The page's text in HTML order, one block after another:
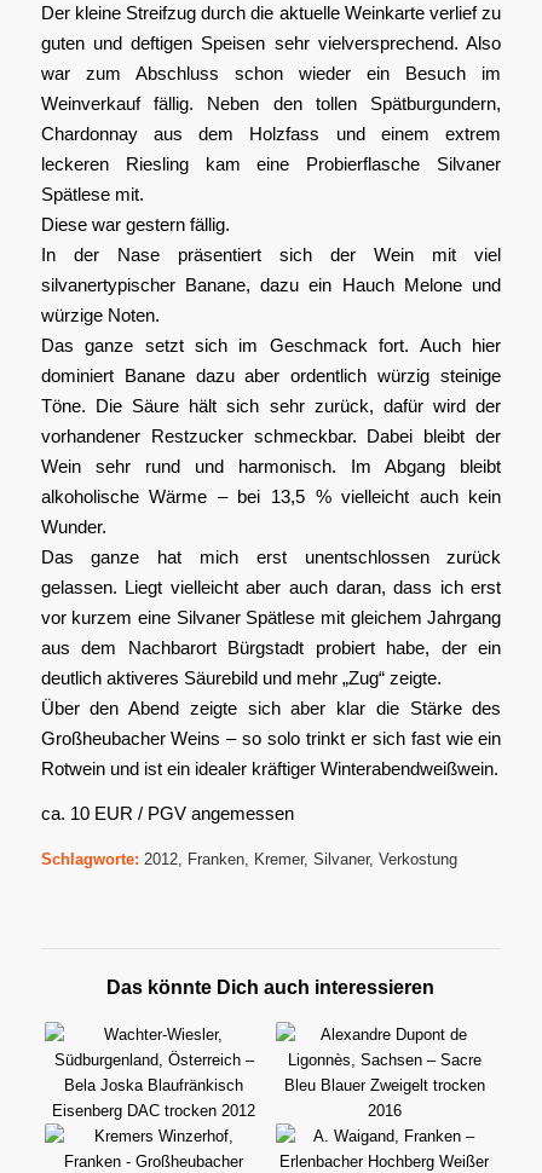
Der kleine Streifzug durch die aktuelle Weinkarte verlief zu
guten und deftigen Speisen sehr vielversprechend. Also
war zum Abschluss schon wieder ein Besuch im
Weinverkauf fällig. Neben den tollen Spätburgundern,
Chardonnay aus dem Holzfass und einem extrem
leckeren Riesling kam eine Probierflasche Silvaner
Spätlese mit.
Diese war gestern fällig.
In der Nase präsentiert sich der Wein mit viel
silvanertypischer Banane, dazu ein Hauch Melone und
würzige Noten.
Das ganze setzt sich im Geschmack fort. Auch hier
dominiert Banane dazu aber ordentlich würzig steinige
Töne. Die Säure hält sich sehr zurück, dafür wird der
vorhandener Restzucker schmeckbar. Dabei bleibt der
Wein sehr rund und harmonisch. Im Abgang bleibt
alkoholische Wärme – bei 13,5 % vielleicht auch kein
Wunder.
Das ganze hat mich erst unentschlossen zurück
gelassen. Liegt vielleicht aber auch daran, dass ich erst
vor kurzem eine Silvaner Spätlese mit gleichem Jahrgang
aus dem Nachbarort Bürgstadt probiert habe, der ein
deutlich aktiveres Säurebild und mehr „Zug“ zeigte.
Über den Abend zeigte sich aber klar die Stärke des
Großheubacher Weins – so solo trinkt er sich fast wie ein
Rotwein und ist ein idealer kräftiger Winterabendweißwein.
ca. 10 EUR / PGV angemessen
Schlagworte: 2012, Franken, Kremer, Silvaner, Verkostung
Das könnte Dich auch interessieren